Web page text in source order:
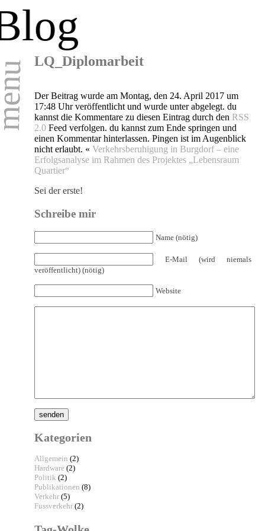
LQ_Diplomarbeit
Der Beitrag wurde am Montag, den 24. April 2017 um
17:48 Uhr veröffentlicht und wurde unter abgelegt. du
kannst die Kommentare zu diesen Eintrag durch den RSS
2.0 Feed verfolgen. du kannst zum Ende springen und
einen Kommentar hinterlassen. Pingen ist im Augenblick
nicht erlaubt. « Verkehrsberuhigung in Burgdorf – eine
Erfolgsanalyse im Rahmen des Projektes „Lebensraum
Quartier“
Sei der erste!
Schreibe mir
Name (nötig)
E-Mail (wird niemals
veröffentlicht) (nötig)
Website
Kategorien
Allgemein (2)
Hardware (2)
Politik (2)
Publikationen (8)
Verkehr (5)
Fussverkehr (2)